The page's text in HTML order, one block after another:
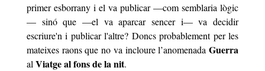
primer esborrany i el va publicar —com semblaria lògic
— sinó que —el va aparcar sencer i— va decidir
escriure'n i publicar l'altre? Doncs probablement per les
mateixes raons que no va inclourel’anomenadaGuerra
al Viatge al fons de la nit.